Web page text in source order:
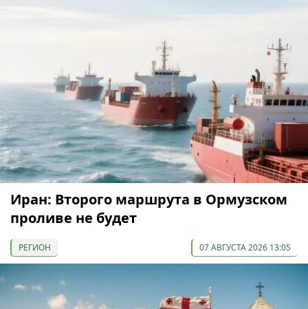
Иран: Второго маршрута в Ормузском
проливе не будет
РЕГИОН 07 АВГУСТА 2026 13:05